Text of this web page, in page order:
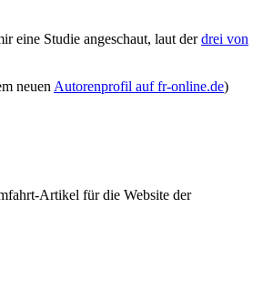
eine Studie angeschaut, laut derdrei von
neuen Autorenprofil auf fr-online.de)
Artikel für die Website der